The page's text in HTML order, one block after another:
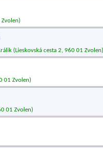
Zvolen)
(Lieskovská cesta 2, 960 01 Zvolen)
01 Zvolen)
01 Zvolen)